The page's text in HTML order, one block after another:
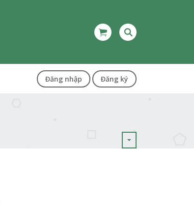
Đăng nhập Đăng ký